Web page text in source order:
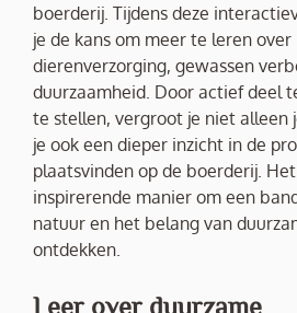
boerderij. Tijdens deze
je de kans om meer te leren
dierenverzorging, gewassen
duurzaamheid. Door actief deel
te stellen, vergroot je niet alleen
je ook een dieper inzicht in de
plaatsvinden op de boerderij.
inspirerende manier om een
natuur en het belang van
ontdekken.
Leer over duurzame